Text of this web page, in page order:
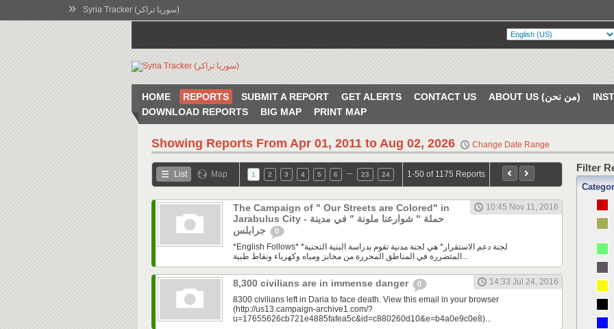
» Syria Tracker (سوريا تراكر)
HOME REPORTS SUBMIT A REPORT GET ALERTS CONTACT US ABOUT US (من نحن)
DOWNLOAD REPORTS
BIG MAP PRINT MAP
Showing Reports From Apr 01, 2011 to Aug 02, 2026 Change Date Range
List Map 1 2 3 4 5 6 23 24 1-50 of 1175 Reports
The Campaign of " Our Streets are Colored" in
Jarabulus City - حملة " شوارعنا ملونة " في مدينة
0
10:45 Nov 11, 2016
*English Follows* *لجنة دعم الاستقرار* هي لجنة مدنية تقوم بدراسة البنية التحتية
المتضررة في المناطق المحررة من مخابز ومياه وكهرباء ونقاط طبية...
8,300 civilians are in immense danger 0
14:33 Jul 24, 2016
8300 civilians left in Daria to face death. View this email in your browser
(http://us13.campaign-archive1.com/?
u=17655626cb721e4885fafea5c&id=c880260d10&e=b4a0e9c0e8)...
Filter